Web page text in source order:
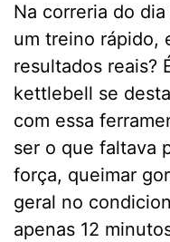
Na correria do
um treino rápido,
resultados reais?
kettlebell se
com essa
ser o que faltava
força, queimar
geral no
apenas 12